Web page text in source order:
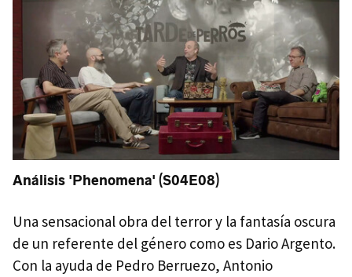
Análisis 'Phenomena' (S04E08)
Una sensacional obra del terror y la fantasía oscura
de un referente del género como es Dario Argento.
Con la ayuda de Pedro Berruezo, Antonio